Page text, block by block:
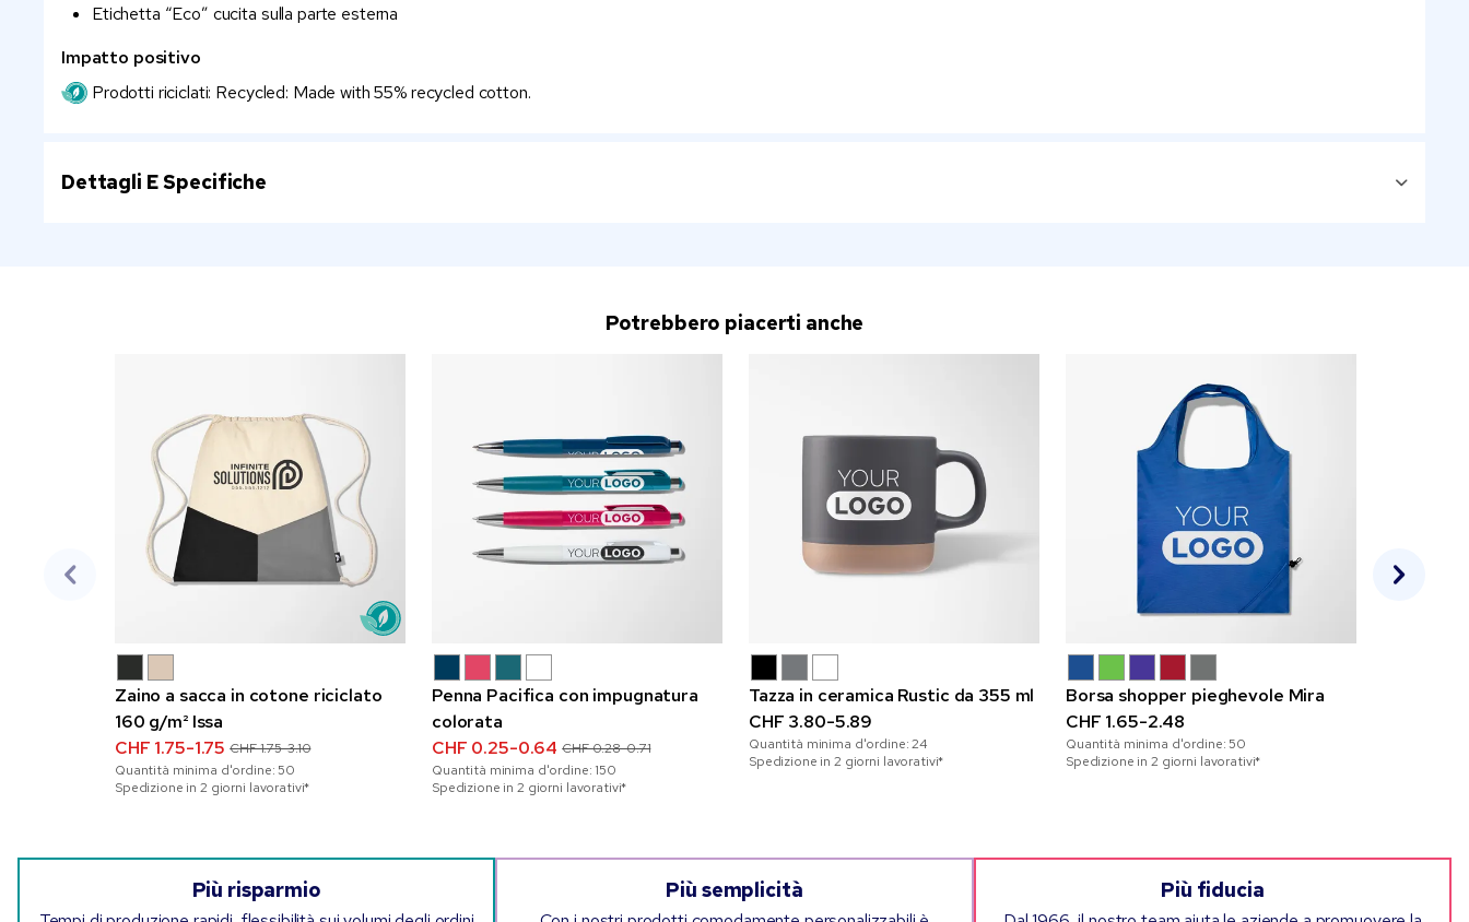
Etichetta “Eco” cucita sulla parte esterna
Impatto positivo
Prodotti riciclati: Recycled: Made with 55% recycled cotton.
Dettagli E Specifiche
Potrebbero piacerti anche
Zaino a sacca in cotone riciclato
160 g/m² Issa
CHF 1.75-1.75 CHF 1.75-3.10
Quantità minima d'ordine:50
Spedizione in 2 giorni lavorativi*
Penna Pacifica con impugnatura
colorata
CHF 0.25-0.64 CHF 0.28-0.71
Quantità minima d'ordine: 150
Spedizione in 2 giorni lavorativi*
Tazza in ceramica Rustic da 355 ml
CHF 3.80-5.89
Quantità minima d'ordine:24
Spedizione in 2 giorni lavorativi*
Borsa shopper pieghevole Mira
CHF 1.65-2.48
Quantità minima d'ordine:50
Spedizione in 2 giorni lavorativi*
Più risparmio Più semplicità Più fiducia